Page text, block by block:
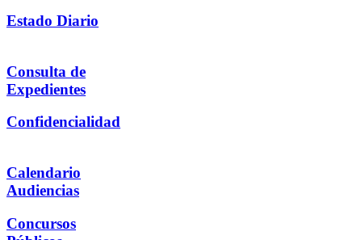
Estado Diario
Consulta de
Expedientes
Confidencialidad
Calendario
Audiencias
Concursos